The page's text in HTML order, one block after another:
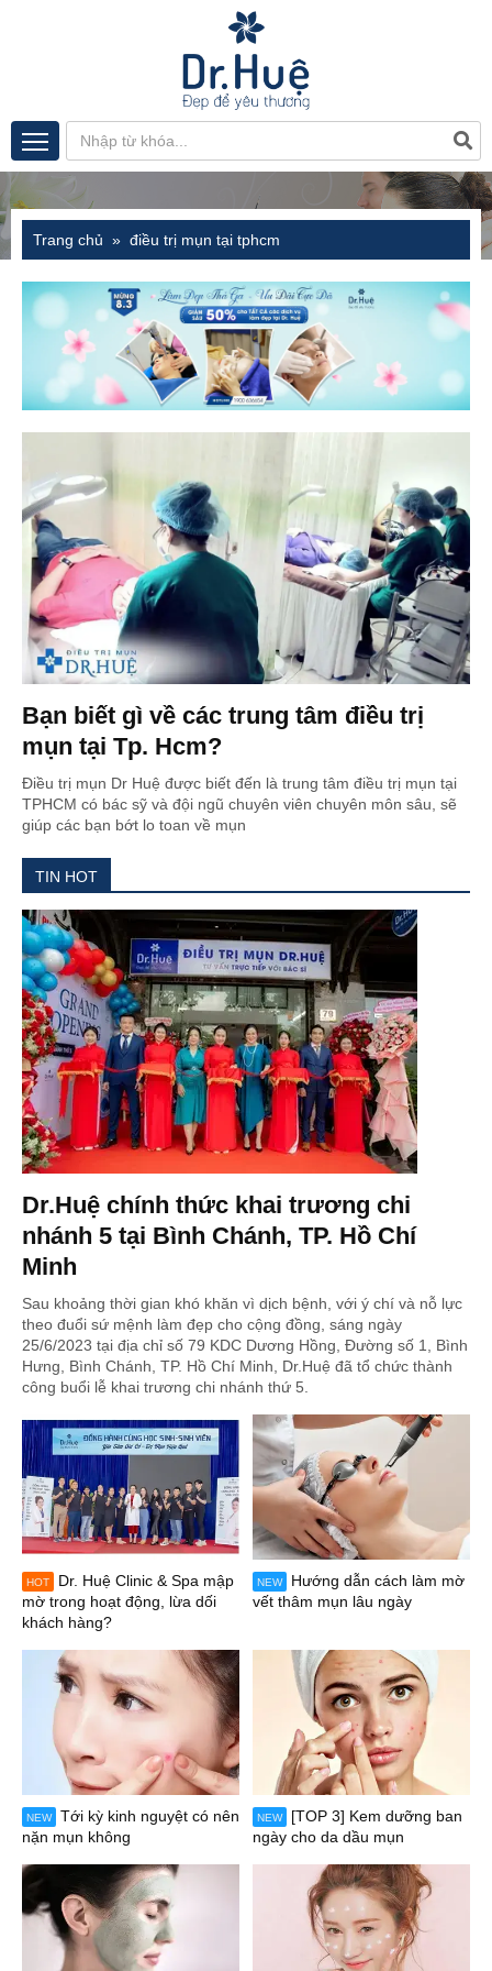
Trang chủ điều trị mụn tại tphcm
Bạn biết gì về các trung tâm điều trị
mụn tại Tp. Hcm?
Điều trị mụn Dr Huệ được biết đến là trung tâm điều trị mụn tại
TPHCM có bác sỹ và đội ngũ chuyên viên chuyên môn sâu, sẽ
giúp các bạn bớt lo toan về mụn
TIN HOT
Dr.Huệ chính thức khai trương chi
nhánh 5 tại Bình Chánh, TP. Hồ Chí
Minh
Sau khoảng thời gian khó khăn vì dịch bệnh, với ý chí và nỗ lực
theo đuổi sứ mệnh làm đẹp cho cộng đồng, sáng ngày
25/6/2023 tại địa chỉ số 79 KDC Dương Hồng, Đường số 1, Bình
Hưng, Bình Chánh, TP. Hồ Chí Minh, Dr.Huệ đã tổ chức thành
công buổi lễ khai trương chi nhánh thứ 5.
HOT
Dr. Huệ Clinic & Spa mập
mờ trong hoạt động, lừa dối
khách hàng?
NEW
Hướng dẫn cách làm mờ
vết thâm mụn lâu ngày
NEW
Tới kỳ kinh nguyệt có nên
nặn mụn không
NEW
[TOP 3] Kem dưỡng ban
ngày cho da dầu mụn